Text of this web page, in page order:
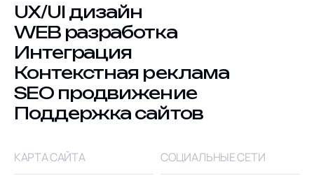
UX/UI дизайн
WEB разработка
Интеграция
Контекстная реклама
SEO продвижение
Поддержка сайтов
КАРТА САЙТА СОЦИАЛЬНЫЕ СЕТИ